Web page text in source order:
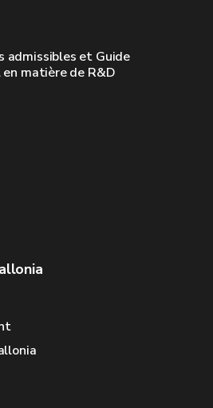
admissibles et Guide
matière de R&D